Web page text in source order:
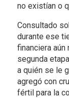
no existían o
Consultado
durante ese
financiera aún
segunda
a quién se le
agregó con
fértil para la